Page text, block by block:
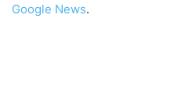
Google News.